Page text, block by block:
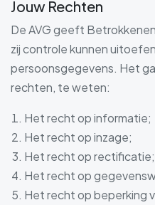
Jouw Rechten
De AVG geeft
zij controle kunnen
persoonsgegevens. Het
rechten, te weten:
Het recht op informatie;
Het recht op inzage;
Het recht op rectificatie;
Het recht op
Het recht op beperking